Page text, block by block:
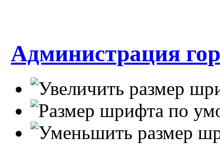
Администрация